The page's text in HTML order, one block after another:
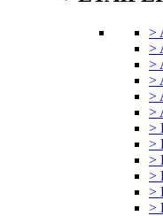
>
>
>
>
>
>
>
>
>
>
>
>